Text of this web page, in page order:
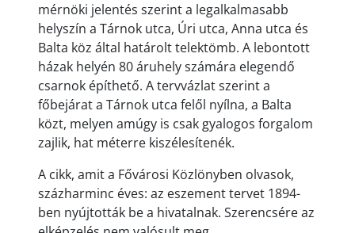
mérnöki jelentés szerint a legalkalmasabb
helyszín a Tárnok utca, Úri utca, Anna utca és
Balta köz által határolt telektömb. A lebontott
házak helyén 80 áruhely számára elegendő
csarnok építhető. A tervvázlat szerint a
főbejárat a Tárnok utca felől nyílna, a Balta
közt, melyen amúgy is csak gyalogos forgalom
zajlik, hat méterre kiszélesítenék.
A cikk, amit a Fővárosi Közlönyben olvasok,
százharminc éves: az eszement tervet 1894-
ben nyújtották be a hivatalnak. Szerencsére az